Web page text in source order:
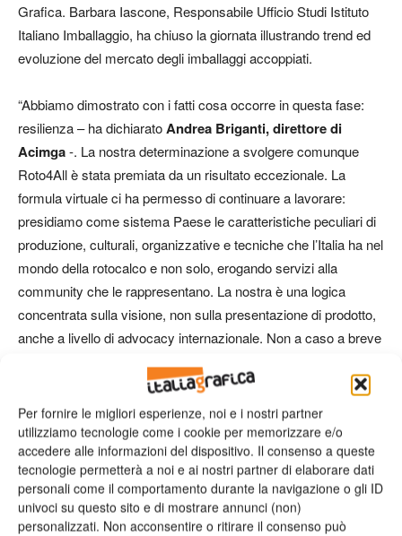
Per fornire le migliori esperienze, noi e i nostri partner
utilizziamo tecnologie come i cookie per memorizzare e/o
accedere alle informazioni del dispositivo. Il consenso a queste
tecnologie permetterà a noi e ai nostri partner di elaborare dati
personali come il comportamento durante la navigazione o gli ID
univoci su questo sito e di mostrare annunci (non)
personalizzati. Non acconsentire o ritirare il consenso può
Grafica. Barbara Iascone, Responsabile Ufficio Studi Istituto
Italiano Imballaggio, ha chiuso la giornata illustrando trend ed
evoluzione del mercato degli imballaggi accoppiati.
“Abbiamo dimostrato con i fatti cosa occorre in questa fase:
resilienza – ha dichiaratoAndrea Briganti, direttore di
Acimga-. La nostra determinazione a svolgere comunque
Roto4All è stata premiata da un risultato eccezionale. La
formula virtuale ci ha permesso di continuare a lavorare:
presidiamo come sistema Paese le caratteristiche peculiari di
produzione, culturali, organizzative e tecniche che l’Italia ha nel
mondo della rotocalco e non solo, erogando servizi alla
community che le rappresentano. La nostra è una logica
concentrata sulla visione, non sulla presentazione di prodotto,
anche a livello di advocacy internazionale. Non a caso a breve
Egitto e Algeria per far incontrare i produttori italiani con
stampatori e brand owner locali per discutere delle soluzioni
offerte dal nostro sistema produttivo per tutte le tecnologie di
stampa e converting su Sostenibilità e Industria 4.0”.